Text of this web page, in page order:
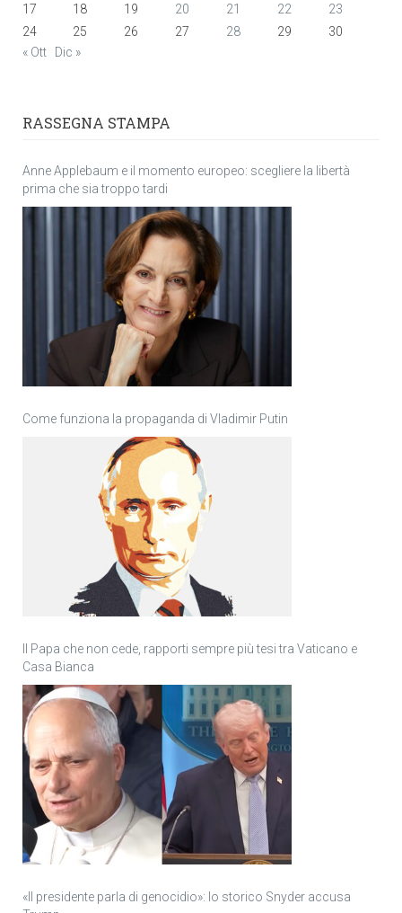
17
18 19 20 21 22
23
24
25 26 27 28 29
30
« Ott
Dic »
RASSEGNA STAMPA
Anne Applebaum e il momento europeo: scegliere la libertà
prima che sia troppo tardi
Come funziona la propaganda di Vladimir Putin
Il Papa che non cede, rapporti sempre più tesi tra Vaticano e
Casa Bianca
«Il presidente parla di genocidio»: lo storico Snyder accusa